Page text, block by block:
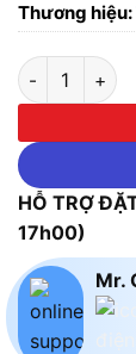
Thương hiệu:
Dây cáp điện
HỖ TRỢ
17h00)
Mr.